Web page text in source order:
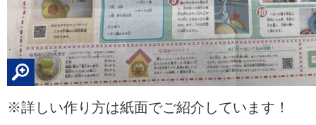
※詳しい作り方は紙面でご紹介しています！